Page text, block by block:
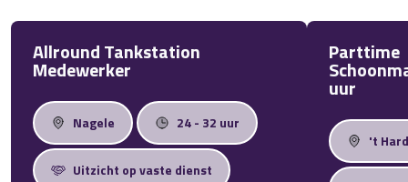
Allround Tankstation
Medewerker
Nagele 24 - 32 uur
Uitzicht op vaste dienst
Parttime
uur
't